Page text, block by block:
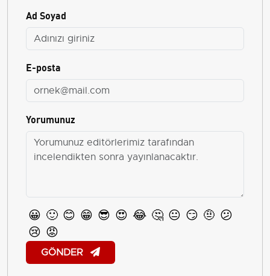
Ad Soyad
E-posta
Yorumunuz
😀 🙂 😊 😁 😎 😍 😂 🤔 😐 😏 🤨 😕
😢 😡
GÖNDER